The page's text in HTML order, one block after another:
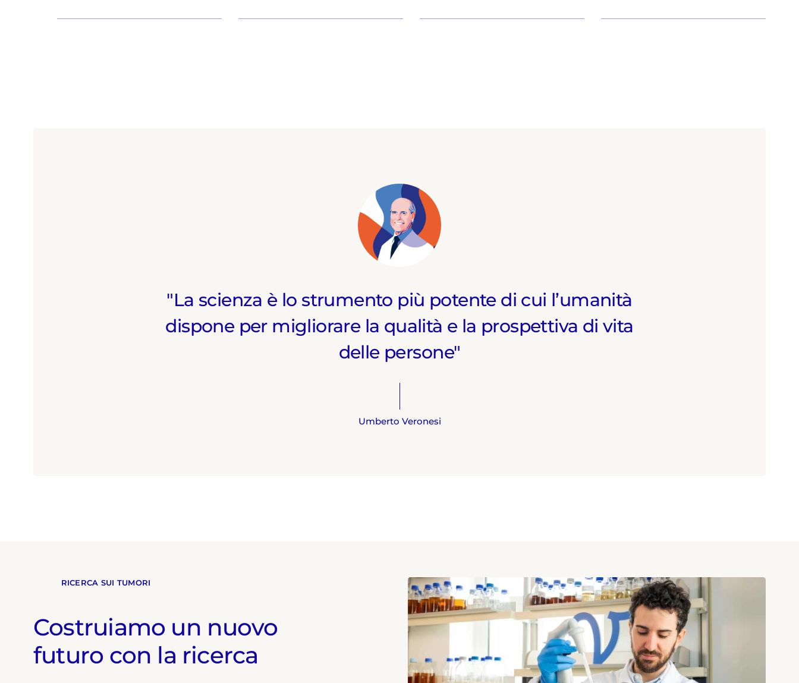
La scienza è lo strumento più potente di cui l’umanità
dispone per migliorare la qualità e la prospettiva di vita
delle persone
Umberto Veronesi
RICERCA SUI TUMORI
Costruiamo un nuovo
futuro con la ricerca